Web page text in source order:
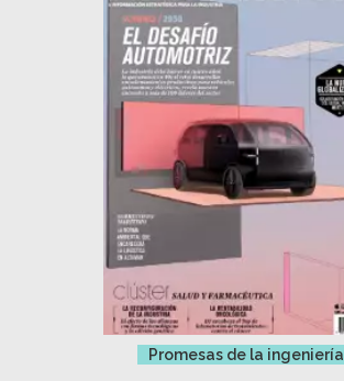
Promesas de la ingeniería